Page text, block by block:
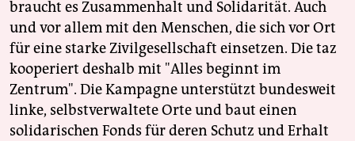
braucht es Zusammenhalt und Solidarität. Auch
und vor allem mit den Menschen, die sich vor Ort
für eine starke Zivilgesellschaft einsetzen. Die taz
kooperiert deshalb mit "Alles beginnt im
Zentrum". Die Kampagne unterstützt bundesweit
linke, selbstverwaltete Orte und baut einen
solidarischen Fonds für deren Schutz und Erhalt